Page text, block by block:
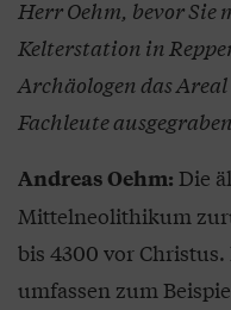
Herr Oehm, bevor Sie
Kelterstation in
Archäologen das
Fachleute
Andreas Oehm: Die
Mittelneolithikum
bis 4300 vor
umfassen zum